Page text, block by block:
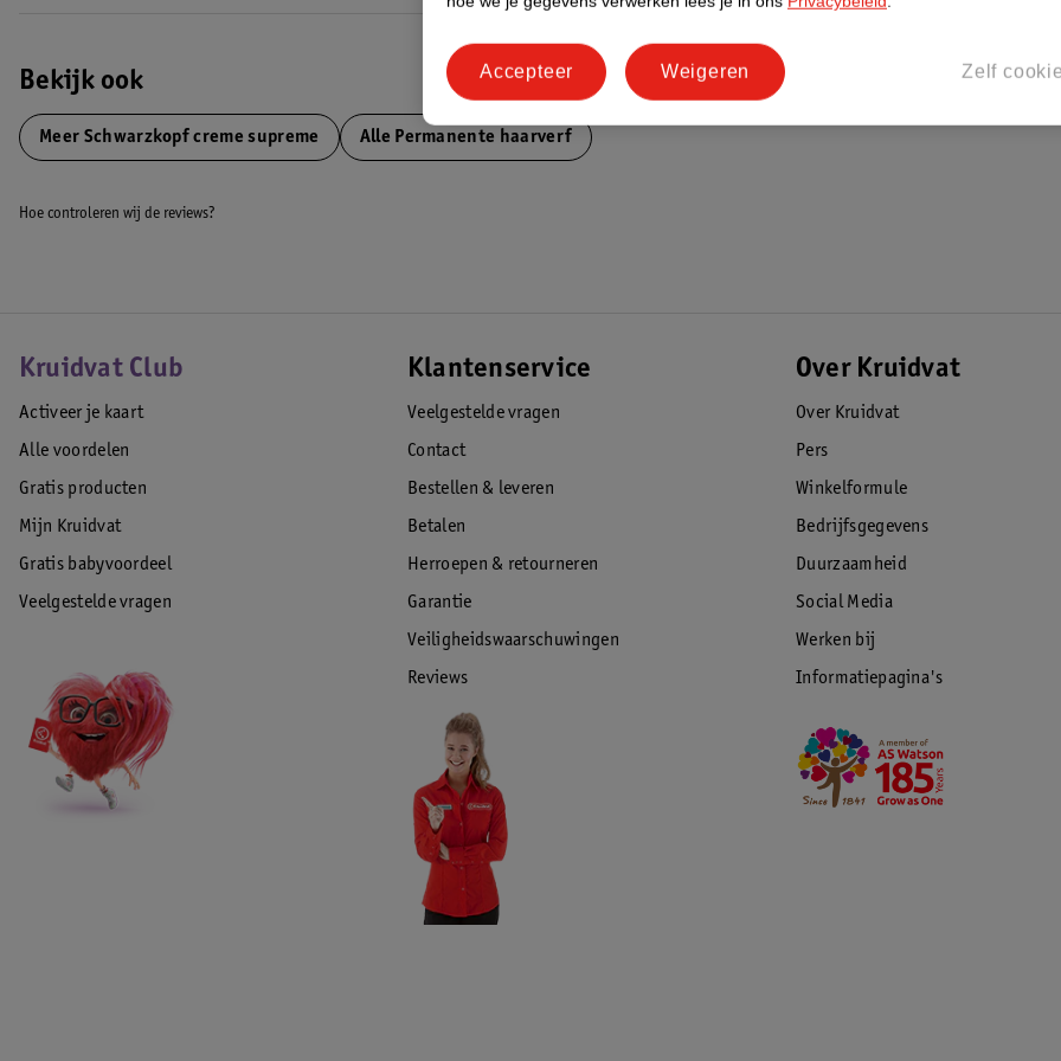
Bekijk ook
Meer Schwarzkopf creme supreme Alle Permanente haarverf
Hoe controleren wij de reviews?
Kruidvat Club
Activeer je kaart
Alle voordelen
Gratis producten
Mijn Kruidvat
Gratis babyvoordeel
Veelgestelde vragen
Klantenservice
Veelgestelde vragen
Contact
Bestellen & leveren
Betalen
Herroepen & retourneren
Garantie
Veiligheidswaarschuwingen
Reviews
Over Kruidvat
Over Kruidvat
Pers
Winkelformule
Bedrijfsgegevens
Duurzaamheid
Social Media
Werken bij
Informatiepagina's
Zelf
Weigeren
Accepteer